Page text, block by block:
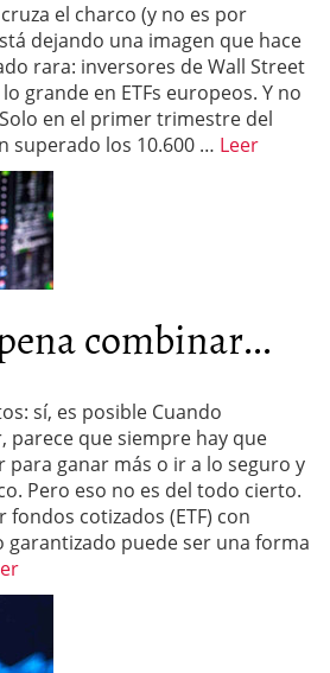
el charco (y no es por
dejando una imagen que hace
rara: inversores de Wall Street
grande en ETFs europeos. Y no
en el primer trimestre del
superado los 10.600 … Leer
combinar...
sí, es posible Cuando
parece que siempre hay que
para ganar más o ir a lo seguro y
Pero eso no es del todo cierto.
cotizados (ETF) con
puede ser una forma